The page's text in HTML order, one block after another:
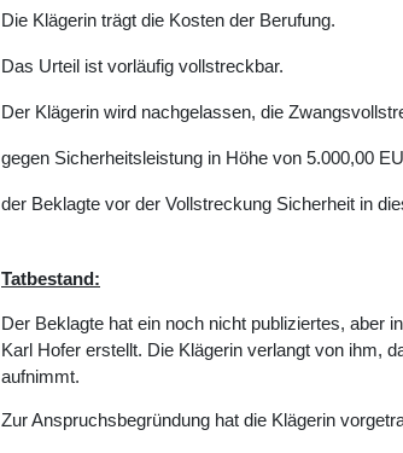
Die Klägerin trägt die Kosten der Berufung.
Das Urteil ist vorläufig vollstreckbar.
Der Klägerin wird nachgelassen, die
gegen Sicherheitsleistung in Höhe von 5.000,00
der Beklagte vor der Vollstreckung Sicherheit in
Tatbestand:
Der Beklagte hat ein noch nicht publiziertes, aber
Karl Hofer erstellt. Die Klägerin verlangt von ihm,
aufnimmt.
Zur Anspruchsbegründung hat die Klägerin